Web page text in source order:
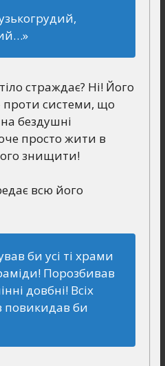
страждає? Ні! Його
проти системи, що
бездушні
просто жити в
знищити!
всю його
би усі ті храми
Порозбивав
довбні! Всіх
повикидав би